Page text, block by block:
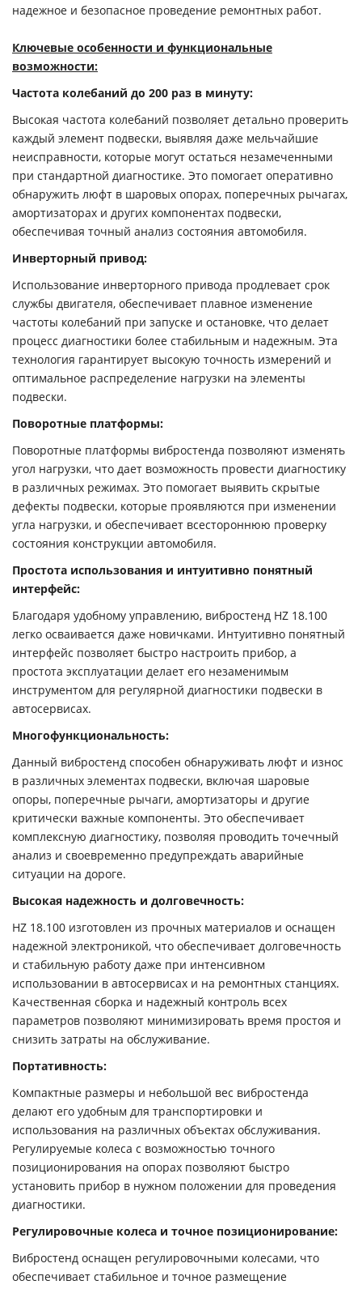
надежное и безопасное проведение ремонтных работ.
Ключевые особенности и функциональные
возможности:
Частота колебаний до 200 раз в минуту:
Высокая частота колебаний позволяет детально проверить
каждый элемент подвески, выявляя даже мельчайшие
неисправности, которые могут остаться незамеченными
при стандартной диагностике. Это помогает оперативно
обнаружить люфт в шаровых опорах, поперечных рычагах,
амортизаторах и других компонентах подвески,
обеспечивая точный анализ состояния автомобиля.
Инверторный привод:
Использование инверторного привода продлевает срок
службы двигателя, обеспечивает плавное изменение
частоты колебаний при запуске и остановке, что делает
процесс диагностики более стабильным и надежным. Эта
технология гарантирует высокую точность измерений и
оптимальное распределение нагрузки на элементы
подвески.
Поворотные платформы:
Поворотные платформы вибростенда позволяют изменять
угол нагрузки, что дает возможность провести диагностику
в различных режимах. Это помогает выявить скрытые
дефекты подвески, которые проявляются при изменении
угла нагрузки, и обеспечивает всестороннюю проверку
состояния конструкции автомобиля.
Простота использования и интуитивно понятный
интерфейс:
Благодаря удобному управлению, вибростенд HZ 18.100
легко осваивается даже новичками. Интуитивно понятный
интерфейс позволяет быстро настроить прибор, а
простота эксплуатации делает его незаменимым
инструментом для регулярной диагностики подвески в
автосервисах.
Многофункциональность:
Данный вибростенд способен обнаруживать люфт и износ
в различных элементах подвески, включая шаровые
опоры, поперечные рычаги, амортизаторы и другие
критически важные компоненты. Это обеспечивает
комплексную диагностику, позволяя проводить точечный
анализ и своевременно предупреждать аварийные
ситуации на дороге.
Высокая надежность и долговечность:
HZ 18.100 изготовлен из прочных материалов и оснащен
надежной электроникой, что обеспечивает долговечность
и стабильную работу даже при интенсивном
использовании в автосервисах и на ремонтных станциях.
Качественная сборка и надежный контроль всех
параметров позволяют минимизировать время простоя и
снизить затраты на обслуживание.
Портативность:
Компактные размеры и небольшой вес вибростенда
делают его удобным для транспортировки и
использования на различных объектах обслуживания.
Регулируемые колеса с возможностью точного
позиционирования на опорах позволяют быстро
установить прибор в нужном положении для проведения
диагностики.
Регулировочные колеса и точное позиционирование:
Вибростенд оснащен регулировочными колесами, что
обеспечивает стабильное и точное размещение